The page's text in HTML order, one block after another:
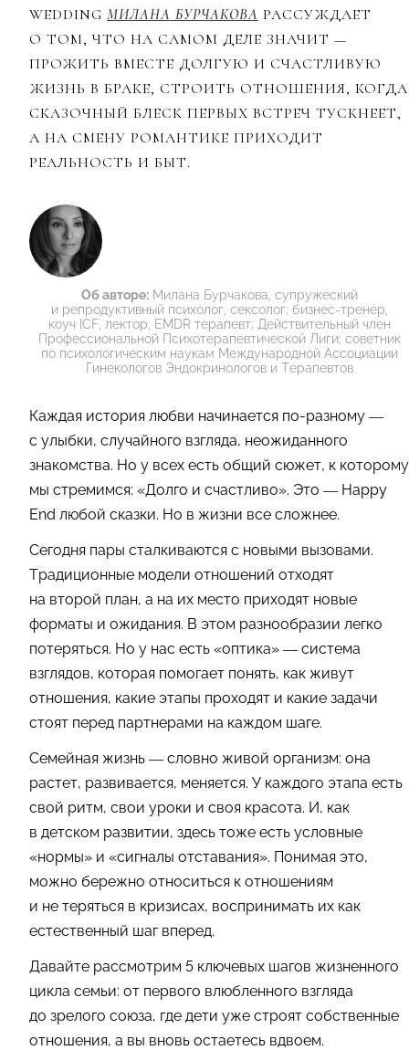
WEDDING МИЛАНА БУРЧАКОВА РАССУЖДАЕТ
О ТОМ, ЧТО НА САМОМ ДЕЛЕ ЗНАЧИТ —
ПРОЖИТЬ ВМЕСТЕ ДОЛГУЮ И СЧАСТЛИВУЮ
ЖИЗНЬ В БРАКЕ, СТРОИТЬ ОТНОШЕНИЯ, КОГДА
СКАЗОЧНЫЙ БЛЕСК ПЕРВЫХ ВСТРЕЧ ТУСКНЕЕТ,
А НА СМЕНУ РОМАНТИКЕ ПРИХОДИТ
РЕАЛЬНОСТЬ И БЫТ.
Об авторе:Милана Бурчакова, супружеский
и репродуктивный психолог, сексолог; бизнес-тренер,
коуч ICF, лектор, EMDR терапевт; Действительный член
Профессиональной Психотерапевтической Лиги; советник
по психологическим наукам Международной Ассоциации
Гинекологов Эндокринологов и Терапевтов
Каждая история любви начинается по-разному —
с улыбки, случайного взгляда, неожиданного
знакомства. Но у всех есть общий сюжет, к которому
мы стремимся: «Долго и счастливо». Это — Happy
End любой сказки. Но в жизни все сложнее.
Сегодня пары сталкиваются с новыми вызовами.
Традиционные модели отношений отходят
на второй план, а на их место приходят новые
форматы и ожидания. В этом разнообразии легко
потеряться. Но у нас есть «оптика» — система
взглядов, которая помогает понять, как живут
отношения, какие этапы проходят и какие задачи
стоят перед партнерами на каждом шаге.
Семейная жизнь — словно живой организм: она
растет, развивается, меняется. У каждого этапа есть
свой ритм, свои уроки и своя красота. И, как
в детском развитии, здесь тоже есть условные
«нормы» и «сигналы отставания». Понимая это,
можно бережно относиться к отношениям
и не теряться в кризисах, воспринимать их как
естественный шаг вперед.
Давайте рассмотрим 5 ключевых шагов жизненного
цикла семьи: от первого влюбленного взгляда
до зрелого союза, где дети уже строят собственные
отношения, а вы вновь остаетесь вдвоем.